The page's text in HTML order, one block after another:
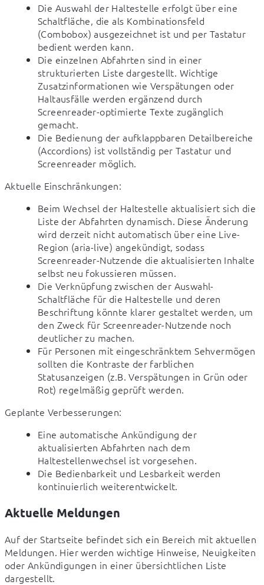
Die Auswahl der Haltestelle erfolgt über eine
Schaltfläche, die als Kombinationsfeld
(Combobox) ausgezeichnet ist und per Tastatur
bedient werden kann.
Die einzelnen Abfahrten sind in einer
strukturierten Liste dargestellt. Wichtige
Zusatzinformationen wie Verspätungen oder
Haltausfälle werden ergänzend durch
Screenreader-optimierte Texte zugänglich
gemacht.
Die Bedienung der aufklappbaren Detailbereiche
(Accordions) ist vollständig per Tastatur und
Screenreader möglich.
Aktuelle Einschränkungen:
Beim Wechsel der Haltestelle aktualisiert sich die
Liste der Abfahrten dynamisch. Diese Änderung
wird derzeit nicht automatisch über eine Live-
Region (aria-live) angekündigt, sodass
Screenreader-Nutzende die aktualisierten Inhalte
selbst neu fokussieren müssen.
Die Verknüpfung zwischen der Auswahl-
Schaltfläche für die Haltestelle und deren
Beschriftung könnte klarer gestaltet werden, um
den Zweck für Screenreader-Nutzende noch
deutlicher zu machen.
Für Personen mit eingeschränktem Sehvermögen
sollten die Kontraste der farblichen
Statusanzeigen (z.B. Verspätungen in Grün oder
Rot) regelmäßig geprüft werden.
Geplante Verbesserungen:
Eine automatische Ankündigung der
aktualisierten Abfahrten nach dem
Haltestellenwechsel ist vorgesehen.
Die Bedienbarkeit und Lesbarkeit werden
kontinuierlich weiterentwickelt.
Aktuelle Meldungen
Auf der Startseite befindet sich ein Bereich mit aktuellen
Meldungen. Hier werden wichtige Hinweise, Neuigkeiten
oder Ankündigungen in einer übersichtlichen Liste
dargestellt.